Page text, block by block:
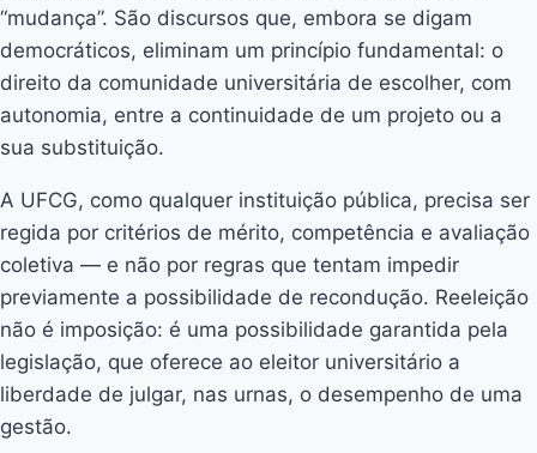
“mudança”. São discursos que, embora se digam
democráticos, eliminam um princípio fundamental: o
direito da comunidade universitária de escolher, com
autonomia, entre a continuidade de um projeto ou a
sua substituição.
A UFCG, como qualquer instituição pública, precisa ser
regida por critérios de mérito, competência e avaliação
coletiva — e não por regras que tentam impedir
previamente a possibilidade de recondução. Reeleição
não é imposição: é uma possibilidade garantida pela
legislação, que oferece ao eleitor universitário a
liberdade de julgar, nas urnas, o desempenho de uma
gestão.